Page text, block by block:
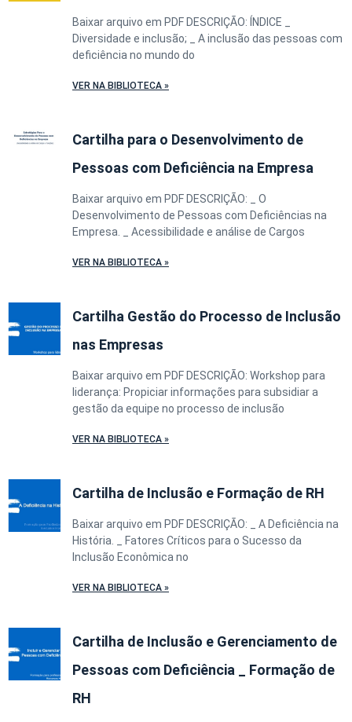
Baixar arquivo em PDF DESCRIÇÃO: ÍNDICE _
Diversidade e inclusão; _ A inclusão das pessoas com
deficiência no mundo do
VER NA BIBLIOTECA »
Cartilha para o Desenvolvimento de
Pessoas com Deficiência na Empresa
Baixar arquivo em PDF DESCRIÇÃO: _ O
Desenvolvimento de Pessoas com Deficiências na
Empresa. _ Acessibilidade e análise de Cargos
VER NA BIBLIOTECA »
Cartilha Gestão do Processo de Inclusão
nas Empresas
Baixar arquivo em PDF DESCRIÇÃO: Workshop para
liderança: Propiciar informações para subsidiar a
gestão da equipe no processo de inclusão
VER NA BIBLIOTECA »
Cartilha de Inclusão e Formação de RH
Baixar arquivo em PDF DESCRIÇÃO: _ A Deficiência na
História. _ Fatores Críticos para o Sucesso da
Inclusão Econômica no
VER NA BIBLIOTECA »
Cartilha de Inclusão e Gerenciamento de
Pessoas com Deficiência _ Formação de
RH